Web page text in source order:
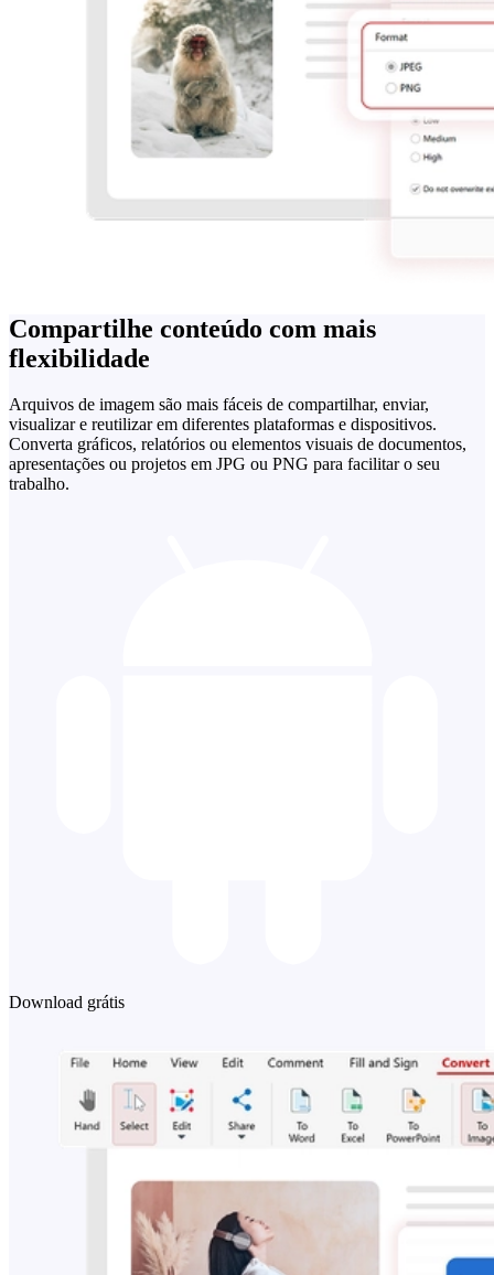
Compartilhe conteúdo com mais
flexibilidade
Arquivos de imagem são mais fáceis de compartilhar, enviar,
visualizar e reutilizar em diferentes plataformas e dispositivos.
Converta gráficos, relatórios ou elementos visuais de documentos,
apresentações ou projetos em JPG ou PNG para facilitar o seu
trabalho.
Download grátis